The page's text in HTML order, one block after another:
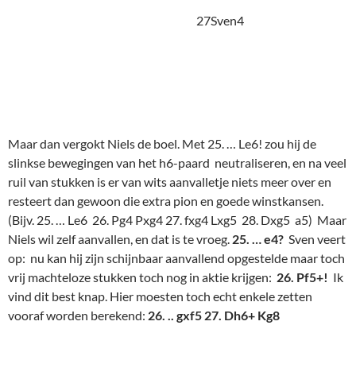
28. Lxf6! Lxf6 29. Dxf6
en bij vrijwel alles wat zwart doet,
volgt remise door eeuwig schaak. Als zwart dat toch nog
probeert te verhinderen staat hij slechter. Niels kiest eieren